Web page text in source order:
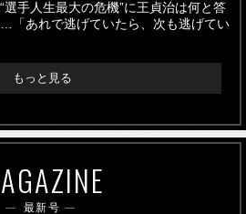
選手人生最大の危機”に王貞治は何と答
「あれで逃げていたら、次も逃げてい
もっと見る
最新号